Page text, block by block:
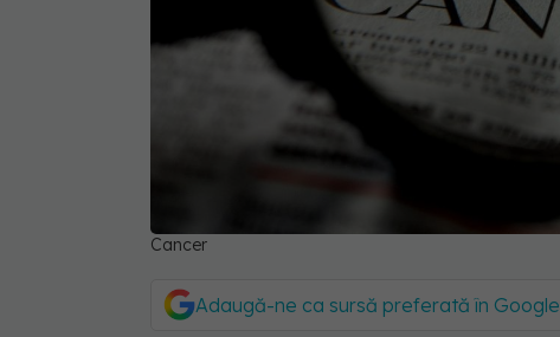
Cancer
Adaugă-ne ca sursă preferată în Google